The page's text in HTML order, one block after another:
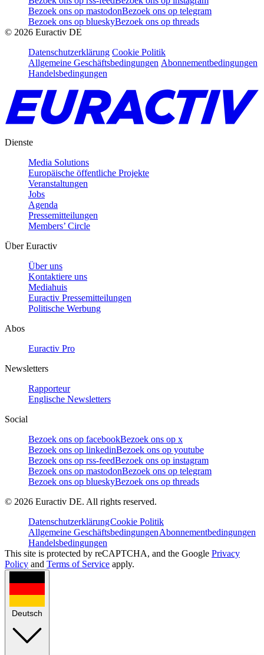
Bezoek ons op mastodonBezoek ons op telegram
Bezoek ons op blueskyBezoek ons op threads
© 2026 Euractiv DE
Datenschutzerklärung Cookie Politik
Allgemeine Geschäftsbedingungen Abonnementbedingungen
Handelsbedingungen
Dienste
Media Solutions
Europäische öffentliche Projekte
Veranstaltungen
Jobs
Agenda
Pressemitteilungen
Members’ Circle
Über Euractiv
Über uns
Kontaktiere uns
Mediahuis
Euractiv Pressemitteilungen
Politische Werbung
Abos
Euractiv Pro
Newsletters
Rapporteur
Englische Newsletters
Social
Bezoek ons op facebookBezoek ons op x
Bezoek ons op linkedinBezoek ons op youtube
Bezoek ons op rss-feedBezoek ons op instagram
Bezoek ons op mastodonBezoek ons op telegram
Bezoek ons op blueskyBezoek ons op threads
© 2026 Euractiv DE. All rights reserved.
DatenschutzerklärungCookie Politik
Allgemeine GeschäftsbedingungenAbonnementbedingungen
Handelsbedingungen
This site is protected by reCAPTCHA, and the Google Privacy
Policy and Terms of Service apply.
Deutsch